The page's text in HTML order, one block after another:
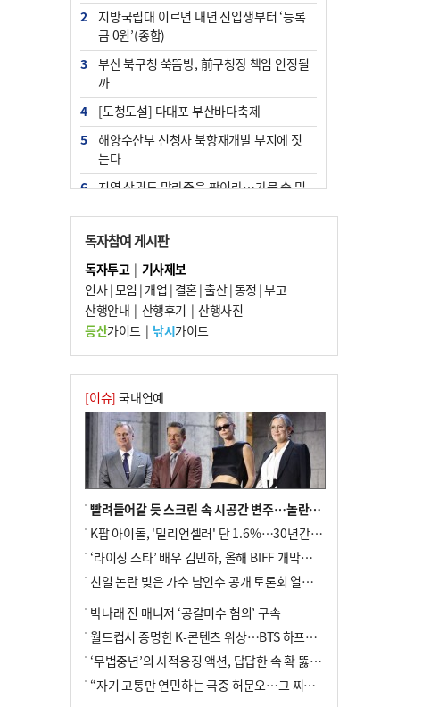
2
지방국립대 이르면 내년 신입생부터 ‘등록
금 0원’(종합)
3
부산 북구청 쑥뜸방, 前구청장 책임 인정될
까
4
[도청도설] 다대포 부산바다축제
5
해양수산부 신청사 북항재개발 부지에 짓
는다
6
지역 상권도 말라죽을 판이라…가뭄 속 밀
7
법원, 단차 논란 북항 복합환승센터 공사중
지 관련 현장검증
8
통영시민 추석 전 35만 원 받는다
9
부산 철강공장 50대 노동자 추락사
10 국힘 부산시당, ‘정이한 조력’ 시의원 윤리
위에…‘한동훈 지지’도 신고접수
독자참여 게시판
독자투고| 기사제보
인사|모임 | 개업 | 결혼|출산|동정 |부고
산행안내 | 산행후기 | 산행사진
등산가이드| 낚시가이드
[이슈] 국내연예
빨려들어갈 듯 스크린 속 시공간 변주…놀란의 메시지는 ‘전쟁 속죄’
K팝 아이돌, '밀리언셀러' 단 1.6%…30년간 등장 1182개팀 전수조사
‘라이징 스타’ 배우 김민하, 올해 BIFF 개막식 사회자 확정
친일 논란 빚은 가수 남인수 공개 토론회 열린다.
박나래 전 매니저 ‘공갈미수 혐의’ 구속
월드컵서 증명한 K-콘텐츠 위상…BTS 하프타임쇼·정호연 트로피 세리머니
‘무법중년’의 사적응징 액션, 답답한 속 확 뚫어주네
“자기 고통만 연민하는 극중 허문오…그 찌질함까지 안아주고파”